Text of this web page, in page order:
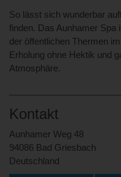
So lässt sich wunderbar
finden. Das Aunhamer Spa
der öffentlichen Thermen
Erholung ohne Hektik und
Atmosphäre.
Kontakt
Aunhamer Weg 48
94086 Bad Griesbach
Deutschland